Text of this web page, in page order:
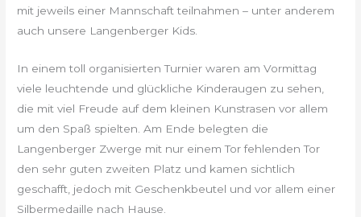
mit jeweils einer Mannschaft teilnahmen – unter anderem
auch unsere Langenberger Kids.
In einem toll organisierten Turnier waren am Vormittag
viele leuchtende und glückliche Kinderaugen zu sehen,
die mit viel Freude auf dem kleinen Kunstrasen vor allem
um den Spaß spielten. Am Ende belegten die
Langenberger Zwerge mit nur einem Tor fehlenden Tor
den sehr guten zweiten Platz und kamen sichtlich
geschafft, jedoch mit Geschenkbeutel und vor allem einer
Silbermedaille nach Hause.